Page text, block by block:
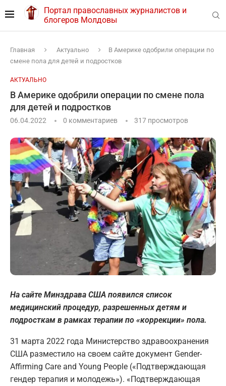
Портал православных журналистов и
блогеров Молдовы
Главная Актуально
В Америке одобрили операции по
смене пола для детей и подростков
АКТУАЛЬНО
В Америке одобрили операции по смене пола
для детей и подростков
06.04.2022 0 комментариев 317 просмотров
На сайте Минздрава США появился список
медицинский процедур, разрешенных детям и
подросткам в рамках терапии по «коррекции» пола.
31 марта 2022 года Министерство здравоохранения
США разместило на своем сайте документ Gender-
Affirming Care and Young People («Подтверждающая
гендер терапия и молодежь»). «Подтверждающая